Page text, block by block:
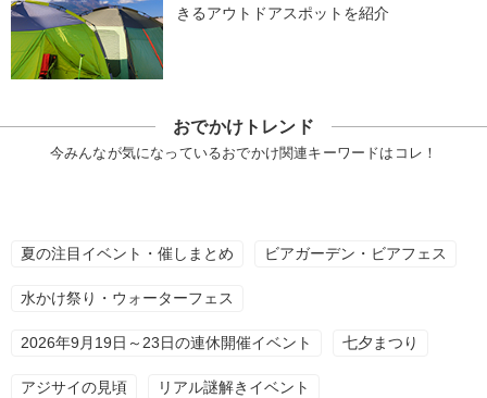
きるアウトドアスポットを紹介
おでかけトレンド
今みんなが気になっているおでかけ関連キーワードはコレ！
夏の注目イベント・催しまとめ ビアガーデン・ビアフェス
水かけ祭り・ウォーターフェス
2026年9月19日～23日の連休開催イベント 七夕まつり
アジサイの見頃 リアル謎解きイベント